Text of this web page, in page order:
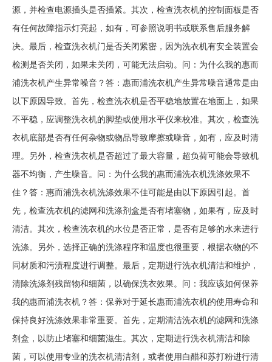
源，并检查电源插头是否插紧。其次，检查洗衣机的控制面板是否
有任何故障指示灯亮起，如有，可参照说明书或联系售后服务解
决。最后，检查洗衣机门是否关闭紧密，因为洗衣机有安全装置会
检测是否关闭，如果未关闭，可能无法启动。问：为什么我的惠而
浦洗衣机产生异常噪音？答：惠而浦洗衣机产生异常噪音通常是由
以下原因导致。首先，检查洗衣机是否平稳地放置在地面上，如果
不平稳，应调整洗衣机的脚垫或使用水平仪来校准。其次，检查洗
衣机底部是否有任何杂物或物品导致摩擦或噪音，如有，应及时清
理。另外，检查洗衣机是否超过了最大容量，超负荷可能会导致机
器不均衡，产生噪音。问：为什么我的惠而浦洗衣机洗涤效果不
佳？答：惠而浦洗衣机洗涤效果不佳可能是由以下原因引起。首
先，检查洗衣机的滤网和洗涤剂盒是否有堵塞物，如果有，应及时
清洁。其次，检查洗衣机的水位是否正常，是否有足够的水来进行
洗涤。另外，选择正确的洗涤程序和温度也很重要，根据衣物的不
同材质和污渍程度进行调整。最后，定期进行洗衣机清洁和维护，
清除洗涤剂残留物和细菌，以确保洗衣效果。问：我应该如何保养
我的惠而浦洗衣机？答：保养对于延长惠而浦洗衣机的使用寿命和
保持良好洗涤效果非常重要。首先，定期清洁洗衣机的滤网和洗涤
剂盒，以防止堵塞和细菌滋生。其次，定期进行洗衣机清洁和除
菌，可以使用专业的洗衣机清洁剂，或者使用白醋和苏打粉进行清